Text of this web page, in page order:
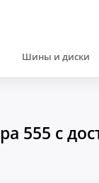
Шины и диски
555 с